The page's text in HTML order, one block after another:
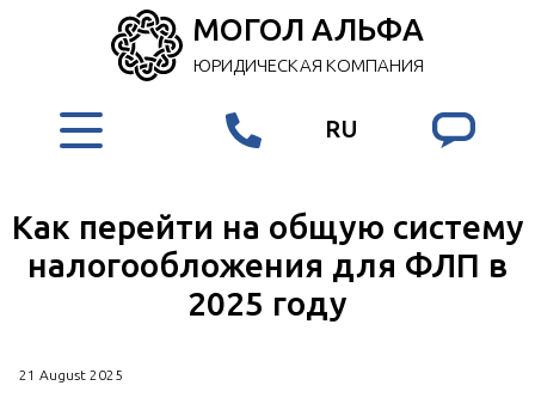
МОГОЛ АЛЬФА
ЮРИДИЧЕСКАЯ КОМПАНИЯ
RU
Как перейти на общую систему
налогообложения для ФЛП в
2025 году
21 August 2025